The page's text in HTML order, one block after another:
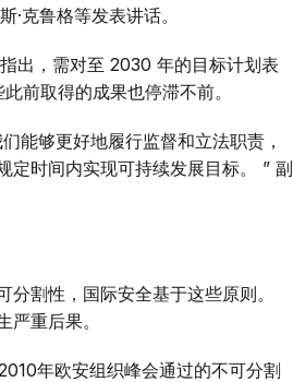
克鲁格等发表讲话。
出，需对至 2030 年的目标计划表
前取得的成果也停滞不前。
能够更好地履行监督和立法职责，
定时间内实现可持续发展目标。 ” 副
割性，国际安全基于这些原则。
重后果。
年欧安组织峰会通过的不可分割